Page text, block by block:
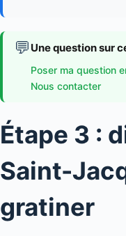
💬 Une question sur
Poser ma question
Nous contacter
Étape 3 :
Saint-
gratiner